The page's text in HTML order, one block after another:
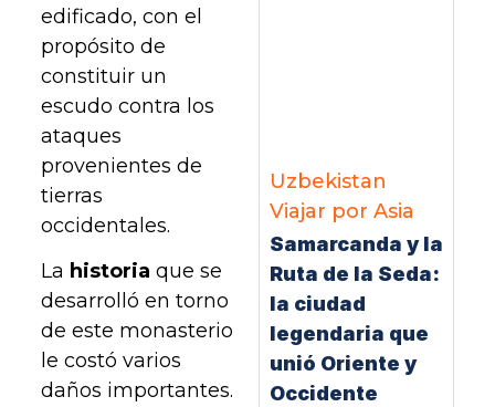
edificado, con el
propósito de
constituir un
escudo contra los
ataques
provenientes de
tierras
occidentales.
La historia que se
desarrolló en torno
de este monasterio
le costó varios
daños importantes.
Uzbekistan
Viajar por Asia
Samarcanda y la
Ruta de la Seda:
la ciudad
legendaria que
unió Oriente y
Occidente